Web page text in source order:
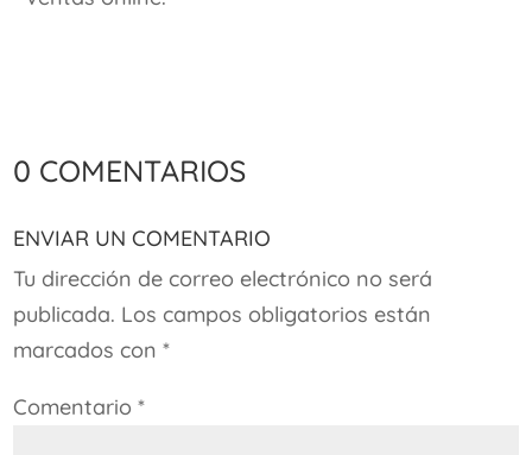
0 comentarios
Enviar un comentario
Tu dirección de correo electrónico no será
publicada. Los campos obligatorios están
marcados con*
Comentario*